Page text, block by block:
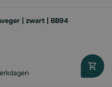
| zwart | BB94